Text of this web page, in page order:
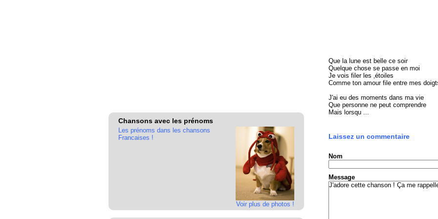
Chansons avec les prénoms
Voir plus de photos !
Les prénoms dans les chansons
Francaises !
Que la lune est belle ce soir
Quelque chose se passe en moi
Je vois filer les ‚étoiles
Comme ton amour file entre mes
J'ai eu des moments dans ma vie
Que personne ne peut comprendre
Mais lorsqu ...
Laissez un commentaire
Nom
Message